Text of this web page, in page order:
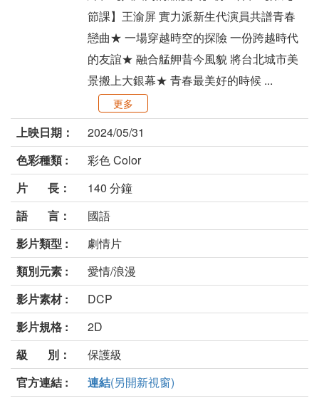
節課】王渝屏 實力派新生代演員共譜青春
戀曲★ 一場穿越時空的探險 一份跨越時代
的友誼★ 融合艋舺昔今風貌 將台北城市美
景搬上大銀幕★ 青春最美好的時候 ...
更多
上映日期：
2024/05/31
色彩種類 :
彩色 Color
片 長：
140 分鐘
語 言：
國語
影片類型 :
劇情片
類別元素 :
愛情/浪漫
影片素材 :
DCP
影片規格 :
2D
級 別：
保護級
官方連結 :
連結(另開新視窗)